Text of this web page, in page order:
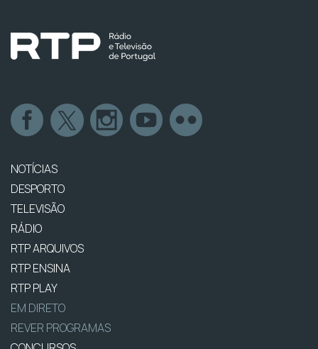
NOTÍCIAS
DESPORTO
TELEVISÃO
RÁDIO
RTP ARQUIVOS
RTP ENSINA
RTP PLAY
EM DIRETO
REVER PROGRAMAS